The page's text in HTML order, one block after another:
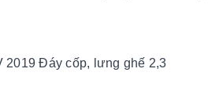
2019 Đáy cốp, lưng ghế 2,3